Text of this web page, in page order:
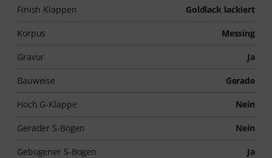
Finish Klappen Goldlack lackiert
Korpus Messing
Gravur Ja
Bauweise Gerade
Hoch G-Klappe Nein
Gerader S-Bogen Nein
Gebogener S-Bogen Ja